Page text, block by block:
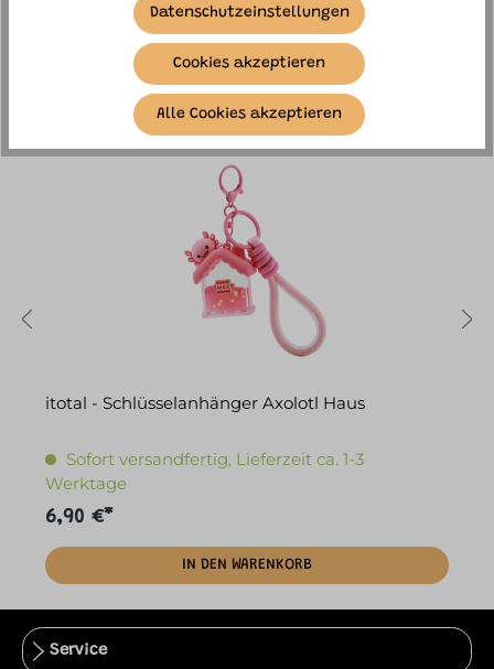
ÄHNLICHE ARTIKEL
itotal - Schlüsselanhänger Axolotl Haus
Sofort versandfertig, Lieferzeit ca. 1-3
Werktage
6,90 €*
IN DEN WARENKORB
Service
Datenschutzeinstellungen
Cookies akzeptieren
Alle Cookies akzeptieren